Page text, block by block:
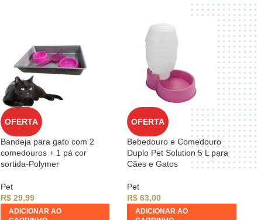
OFERTA
Bandeja para gato com 2
comedouros + 1 pá cor
sortida-Polymer
Pet
R$29,99
ADICIONAR AO
OFERTA
Bebedouro e Comedouro
Duplo Pet Solution 5 L para
Cães e Gatos
Pet
R$ 63,00
ADICIONAR AO